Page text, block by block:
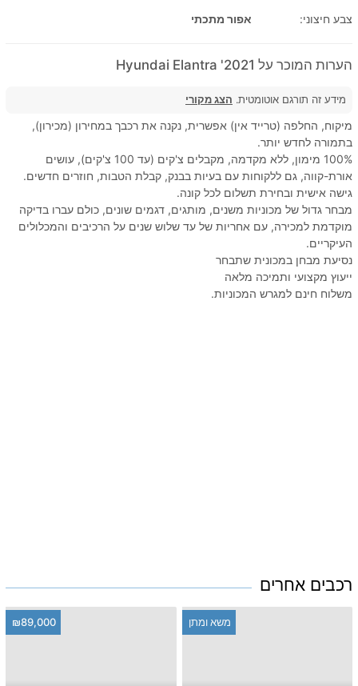
צבע חיצוני:
אפור מתכתי
הערות המוכר על 2021' Hyundai Elantra
מידע זה תורגם אוטומטית. הצג מקורי
מיקוח, החלפה (טרייד אין) אפשרית, נקנה את רכבך במחירון (מכירון),
בתמורה לחדש יותר.
100% מימון, ללא מקדמה, מקבלים צ'קים (עד 100 צ'קים), עושים
אורת-קווה, גם ללקוחות עם בעיות בבנק, קבלת הטבות, חוזרים חדשים.
גישה אישית ובחירת תשלום לכל קונה.
מבחר גדול של מכוניות משנים, מותגים, דגמים שונים, כולם עברו בדיקה
מוקדמת למכירה, עם אחריות של עד שלוש שנים על הרכיבים והמכלולים
העיקריים.
נסיעת מבחן במכונית שתבחר
ייעוץ מקצועי ותמיכה מלאה
משלוח חינם למגרש המכוניות.
רכבים אחרים
משא ומתן ₪89,000